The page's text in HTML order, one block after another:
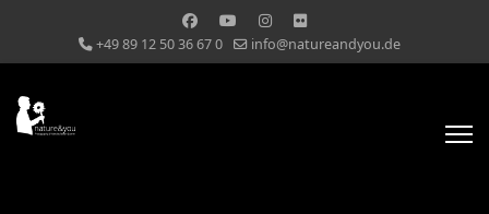
+49 89 12 50 36 67 0 info@natureandyou.de